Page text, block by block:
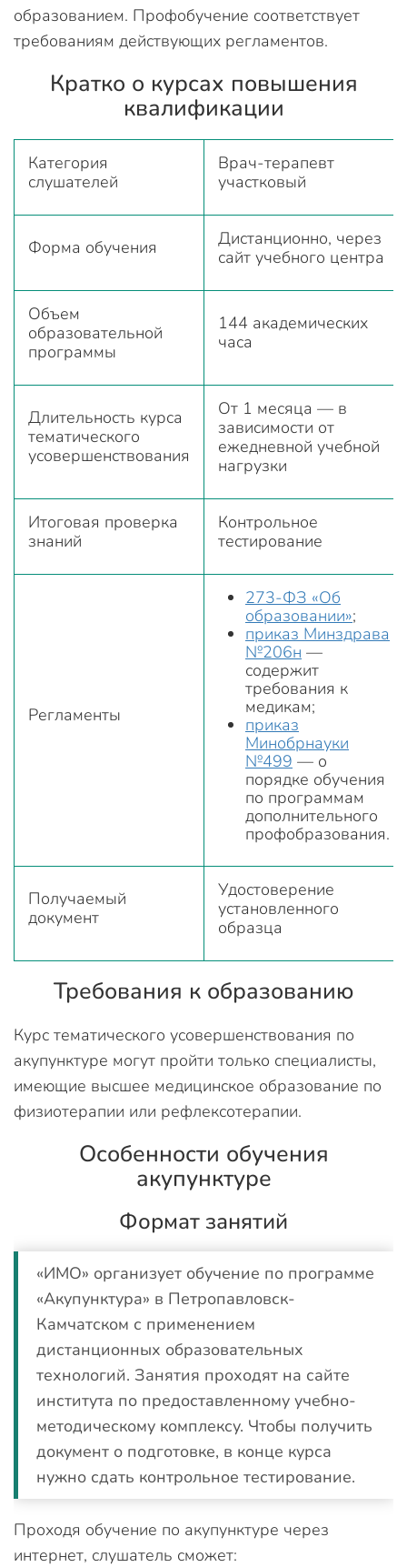
образованием. Профобучение соответствует
требованиям действующих регламентов.
Кратко о курсах повышения
квалификации
Категория
слушателей
Врач-терапевт
участковый
Форма обучения
Дистанционно, через
сайт учебного центра
Объем
образовательной
программы
144 академических
часа
Длительность курса
тематического
усовершенствования
От 1 месяца — в
зависимости от
ежедневной учебной
нагрузки
Итоговая проверка
знаний
Контрольное
тестирование
Регламенты
273-ФЗ «Об
образовании»;
приказ Минздрава
№206н —
содержит
требования к
медикам;
приказ
Минобрнауки
№499 — о
порядке обучения
по программам
дополнительного
профобразования.
Получаемый
документ
Удостоверение
установленного
образца
Требования к образованию
Курс тематического усовершенствования по
акупунктуре могут пройти только специалисты,
имеющие высшее медицинское образование по
физиотерапии или рефлексотерапии.
Особенности обучения
акупунктуре
Формат занятий
«ИМО» организует обучение по программе
«Акупунктура» в Петропавловск-
Камчатском с применением
дистанционных образовательных
технологий. Занятия проходят на сайте
института по предоставленному учебно-
методическому комплексу. Чтобы получить
документ о подготовке, в конце курса
нужно сдать контрольное тестирование.
Проходя обучение по акупунктуре через
интернет, слушатель сможет: